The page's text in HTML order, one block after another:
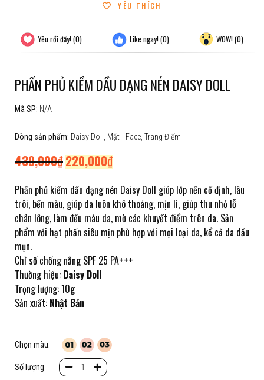
YÊU THÍCH
Yêu rồi đấy!(0) Like ngay!(0) WOW!(0)
PHẤN PHỦ KIỀM DẦU DẠNG NÉN DAISY DOLL
Mã SP: N/A
Dòng sản phẩm: Daisy Doll Mặt - Face Trang Điểm
439,000₫220,000₫
Phấn phủ kiềm dầu dạng nén Daisy Doll giúp lớp nền cố định, lâu
trôi, bền màu, giúp da luôn khô thoáng, mịn lì, giúp thu nhỏ lỗ
chân lông, làm đều màu da, mờ các khuyết điểm trên da. Sản
phẩm với hạt phấn siêu mịn phù hợp với mọi loại da, kể cả da dầu
mụn.
Chỉ số chống nắng SPF 25 PA+++
Thường hiệu: Daisy Doll
Trọng lượng: 10g
Sản xuất: Nhật Bản
Chọn màu:
Số lượng